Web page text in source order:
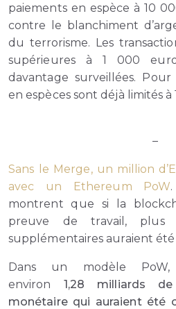
paiements en espèce à 10
contre le blanchiment
du terrorisme. Les
supérieures à 1 000
davantage surveillées.
en espèces sont déjà limités
–
Sans le Merge, un million
avec un Ethereum PoW
montrent que si la
preuve de travail, plus
supplémentaires auraient été
Dans un modèle
environ 1,28 milliards
monétaire qui auraient été